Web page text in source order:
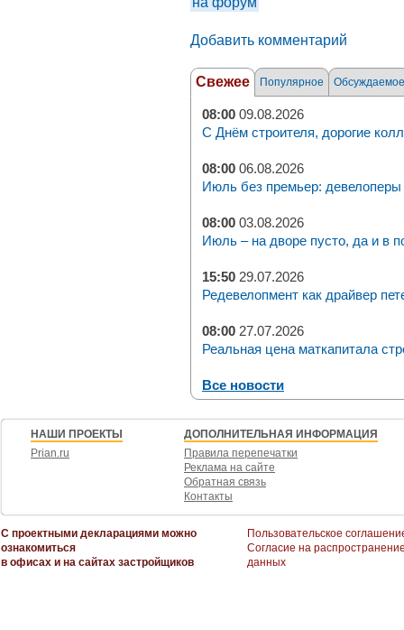
Добавить комментарий
Свежее Популярное Обсуждаемое
08:00 09.08.2026
С Днём строителя, дорогие
08:00 06.08.2026
Июль без премьер: девелоперы
08:00 03.08.2026
Июль – на дворе пусто, да и в
15:50 29.07.2026
Редевелопмент как драйвер
08:00 27.07.2026
Реальная цена маткапитала
Все новости
НАШИ ПРОЕКТЫ
Prian.ru
ДОПОЛНИТЕЛЬНАЯ ИНФОРМАЦИЯ
Правила перепечатки
Реклама на сайте
Обратная связь
Контакты
С проектными декларациями можно
ознакомиться
в офисах и на сайтах застройщиков
Пользовательское
Согласие на
данных